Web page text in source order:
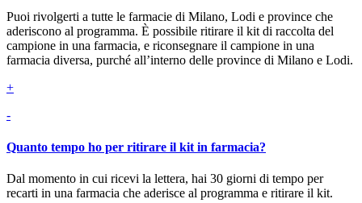
Puoi rivolgerti a tutte le farmacie di Milano, Lodi e province che
aderiscono al programma. È possibile ritirare il kit di raccolta del
campione in una farmacia, e riconsegnare il campione in una
farmacia diversa, purché all’interno delle province di Milano e Lodi.
+
-
Quanto tempo ho per ritirare il kit in farmacia?
Dal momento in cui ricevi la lettera, hai 30 giorni di tempo per
recarti in una farmacia che aderisce al programma e ritirare il kit.